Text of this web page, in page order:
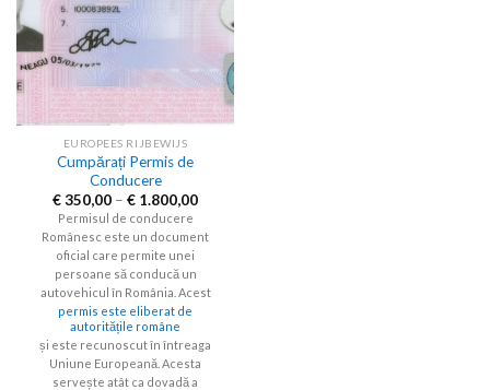
EUROPEES RIJBEWIJS
Cumpărați Permis de
Conducere
€350,00 – € 1.800,00Price
through
Permisul de conducere
Românesc este un document
oficial care permite unei
persoane să conducă un
autovehicul în România. Acest
permis este eliberat de
autoritățile române
și este recunoscut în întreaga
Uniune Europeană. Acesta
servește atât ca dovadă a